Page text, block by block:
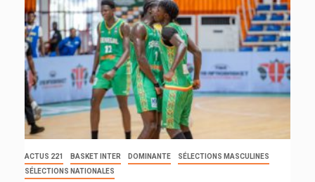
ACTUS 221 BASKET INTER DOMINANTE
SÉLECTIONS MASCULINES
SÉLECTIONS NATIONALES